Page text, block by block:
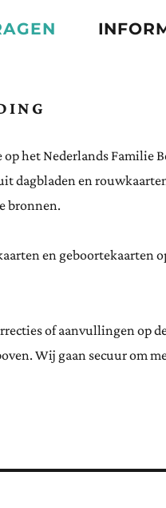
het Nederlands Familie
dagbladen en
bronnen.
en geboortekaarten
of aanvullingen op
Wij gaan secuur om